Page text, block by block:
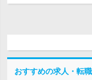
おすすめの求人・転